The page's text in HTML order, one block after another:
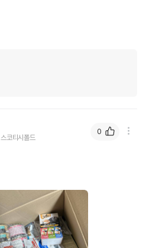
스코티시폴드
0